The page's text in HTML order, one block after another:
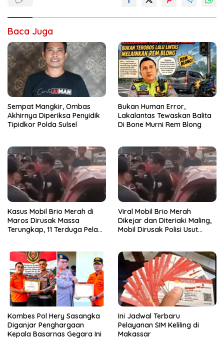
Baca Juga
Sempat Mangkir, Ombas
Akhirnya Diperiksa Penyidik
Tipidkor Polda Sulsel
Bukan Human Error,
Lakalantas Tewaskan Balita
Di Bone Murni Rem Blong
Kasus Mobil Brio Merah di
Maros Dirusak Massa
Terungkap, 11 Terduga Pelaku
Viral Mobil Brio Merah
Dikejar dan Diteriaki Maling,
Mobil Dirusak Polisi Usut
Kombes Pol Hery Sasangka
Diganjar Penghargaan
Kepala Basarnas Gegara Ini
Ini Jadwal Terbaru
Pelayanan SIM Keliling di
Makassar